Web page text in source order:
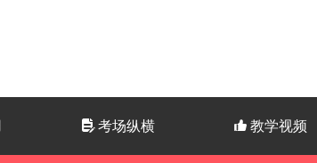
넖考场纵横 뀗 教学视频